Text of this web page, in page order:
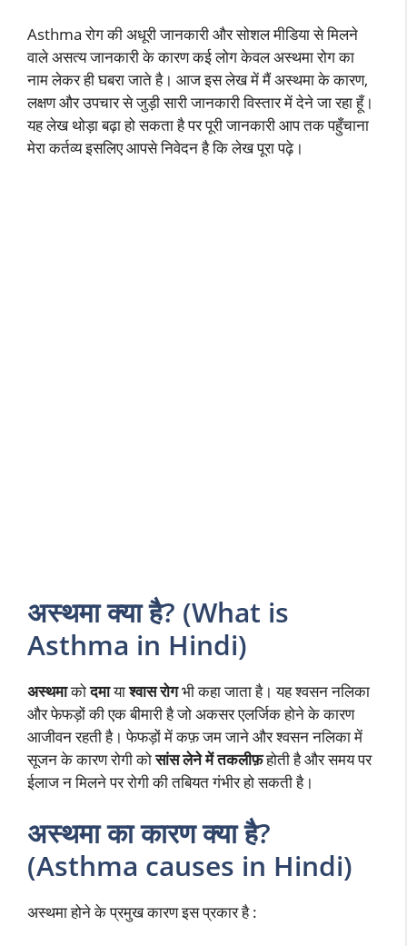
Asthma रोग की अधूरी जानकारी और सोशल मीडिया से मिलने
वाले असत्य जानकारी के कारण कई लोग केवल अस्थमा रोग का
नाम लेकर ही घबरा जाते है। आज इस लेख में मैं अस्थमा के कारण,
लक्षण और उपचार से जुड़ी सारी जानकारी विस्तार में देने जा रहा हूँ।
यह लेख थोड़ा बढ़ा हो सकता है पर पूरी जानकारी आप तक पहुँचाना
मेरा कर्तव्य इसलिए आपसे निवेदन है कि लेख पूरा पढ़े।
अस्थमा क्या है? (What is
Asthma in Hindi)
अस्थमाकोदमायाश्वास रोगभी कहा जाता है। यह श्वसन नलिका
और फेफड़ों की एक बीमारी है जो अकसर एलर्जिक होने के कारण
आजीवन रहती है। फेफड़ों में कफ़ जम जाने और श्वसन नलिका में
सूजन के कारण रोगी कोसांस लेने में तकलीफ़होती है और समय पर
ईलाज न मिलने पर रोगी की तबियत गंभीर हो सकती है।
अस्थमा का कारण क्या है?
(Asthma causes in Hindi)
अस्थमा होने के प्रमुख कारण इस प्रकार है :